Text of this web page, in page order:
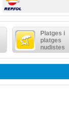
Platges i
platges
nudistes